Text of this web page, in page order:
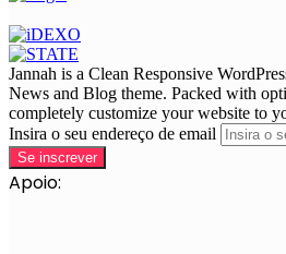
Jannah is a Clean Responsive
News and Blog theme. Packed with
completely customize your website to
Insira o seu endereço de email
Apoio: